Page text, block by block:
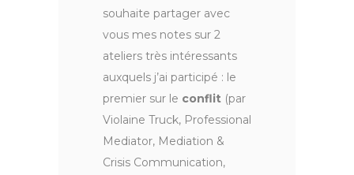
souhaite partager avec
vous mes notes sur 2
ateliers très intéressants
auxquels j’ai participé : le
premier sur le conflit (par
Violaine Truck, Professional
Mediator, Mediation &
Crisis Communication,